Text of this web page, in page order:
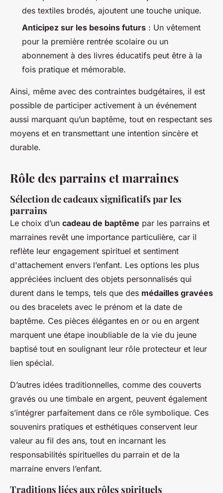
des textiles brodés, ajoutent une touche unique.
Anticipez sur les besoins futurs : Un vêtement
pour la première rentrée scolaire ou un
abonnement à des livres éducatifs peut être à la
fois pratique et mémorable.
Ainsi, même avec des contraintes budgétaires, il est
possible de participer activement à un événement
aussi marquant qu’un baptême, tout en respectant ses
moyens et en transmettant une intention sincère et
durable.
Rôle des parrains et marraines
Sélection de cadeaux significatifs par les
parrains
Le choix d’un cadeau de baptême par les parrains et
marraines revêt une importance particulière, car il
reflète leur engagement spirituel et sentiment
d'attachement envers l’enfant. Les options les plus
appréciées incluent des objets personnalisés qui
durent dans le temps, tels que des médailles gravées
ou des bracelets avec le prénom et la date de
baptême. Ces pièces élégantes en or ou en argent
marquent une étape inoubliable de la vie du jeune
baptisé tout en soulignant leur rôle protecteur et leur
lien spécial.
D’autres idées traditionnelles, comme des couverts
gravés ou une timbale en argent, peuvent également
s’intégrer parfaitement dans ce rôle symbolique. Ces
souvenirs pratiques et esthétiques conservent leur
valeur au fil des ans, tout en incarnant les
responsabilités spirituelles du parrain et de la
marraine envers l’enfant.
Traditions liées aux rôles spirituels